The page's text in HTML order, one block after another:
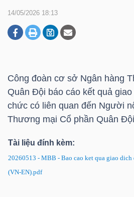
14/05/2026 18:13
Công đoàn cơ sở Ngân hàng
Quân Đội báo cáo kết quả
chức có liên quan đến Người
Thương mại Cổ phần Quân
Tài liệu đính kèm:
20260513 - MBB - Bao cao ket qua giao
(VN-EN).pdf
ĐỘNG
SẢN
TÀI
CHÍNH